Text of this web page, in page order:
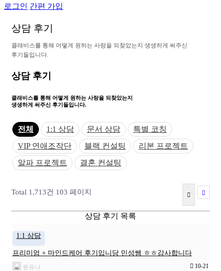
로그인 간편 가입
상담 후기
클래비 스를 통해 어 떻게 원하는 사랑을 되 찾았는지 생생하게 써 주신
후기 들입 니 다.
상담 후기
클래비스를 통해 어떻게 원하는 사랑을 되찾았는지
생생하게 써주신 후기들입니다.
전체 1:1 상담 문서 상담
특별 코칭
VIP 연애조작단
블랙 컨설팅
리본 프로젝트
알파 프로젝트
결혼 컨설팅
Total 1,713건 103 페이지
상담 후기 목록
1:1 상담
프리미엄 + 마인드케어 후기입니당 민성쌤 ㅎㅎ감사합니다
윤유나 10-21